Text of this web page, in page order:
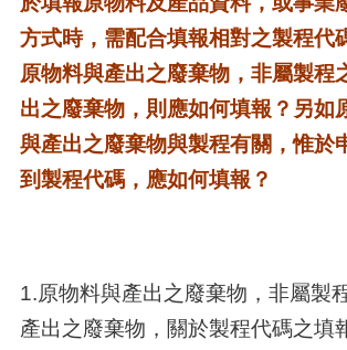
方式時，需配合填報相對之製程代
原物料與產出之廢棄物，非屬製程
出之廢棄物，則應如何填報？另如
與產出之廢棄物與製程有關，惟於
到製程代碼，應如何填報？
1.原物料與產出之廢棄物，非屬製
產出之廢棄物，關於製程代碼之填